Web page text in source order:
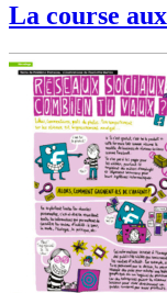
La course